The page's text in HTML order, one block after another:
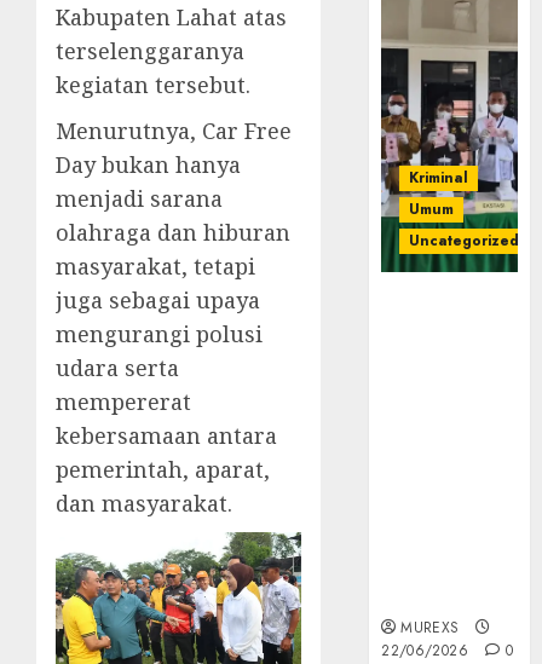
Kabupaten Lahat atas
terselenggaranya
kegiatan tersebut.
Menurutnya, Car Free
Day bukan hanya
menjadi sarana
olahraga dan hiburan
masyarakat, tetapi
juga sebagai upaya
mengurangi polusi
udara serta
mempererat
kebersamaan antara
pemerintah, aparat,
dan masyarakat.
Kriminal
Umum
Uncategorized
MUREXS
22/06/2026
0